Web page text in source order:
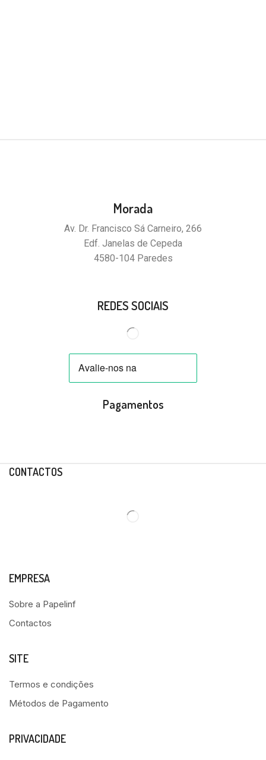
Morada
Av. Dr. Francisco Sá Carneiro, 266
Edf. Janelas de Cepeda
4580-104 Paredes
REDES SOCIAIS
Pagamentos
CONTACTOS
EMPRESA
Sobre a Papelinf
Contactos
SITE
Termos e condições
Métodos de Pagamento
PRIVACIDADE